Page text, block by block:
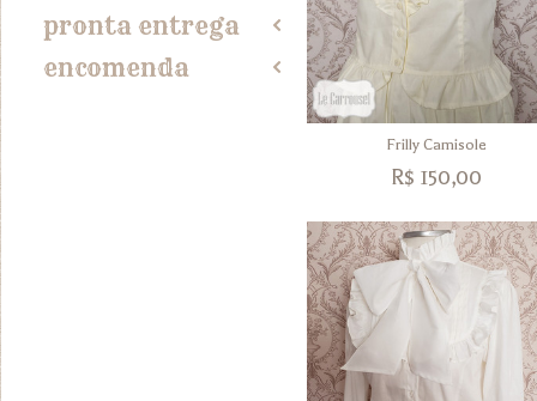
pronta entrega 2
encomenda 2
Frilly Camisole
R$ 150,00